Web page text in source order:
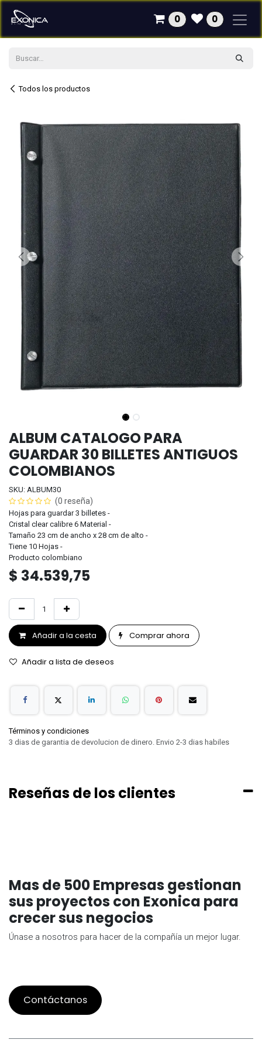
Ir al contenido
0 0
Todos los productos
ALBUM CATALOGO PARA
GUARDAR 30 BILLETES ANTIGUOS
COLOMBIANOS
SKU: ALBUM30
(0 reseña)
Hojas para guardar 3 billetes -
Cristal clear calibre 6 Material -
Tamaño 23 cm de ancho x 28 cm de alto -
Tiene 10 Hojas -
Producto colombiano
$ 34.539,75
Añadir a la cesta Comprar ahora
Añadir a lista de deseos
Términos y condiciones
3 dias de garantia de devolucion de dinero. Envio 2-3 dias habiles
Reseñas de los clientes
Mas de 500 Empresas gestionan
sus proyectos con Exonica para
crecer sus negocios
Únase a nosotros para hacer de la compañía un mejor lugar.
Contáctanos